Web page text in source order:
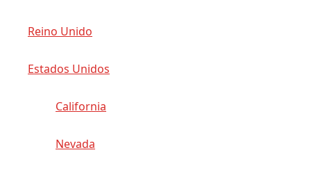
Reino Unido
Estados Unidos
California
Nevada